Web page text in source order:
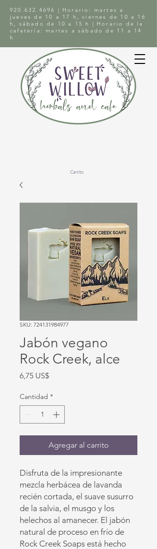
920.632.4696
| Horario: martes a
jueves de 10 a 17 h, viernes de 10 a 16
h, sábado de 10 a 15 h | Horario de la
cafetería: martes a sábado de 11 a 14
h
Carrito
SKU: 724131984977
Jabón vegano
Rock Creek, alce
6,75 US$Precio
Cantidad *
Agregar al carrito
Disfruta de la impresionante
mezcla herbácea de lavanda
recién cortada, el suave susurro
de la salvia, el musgo y los
helechos al amanecer. El jabón
natural de proceso en frío de
Rock Creek Soaps está hecho